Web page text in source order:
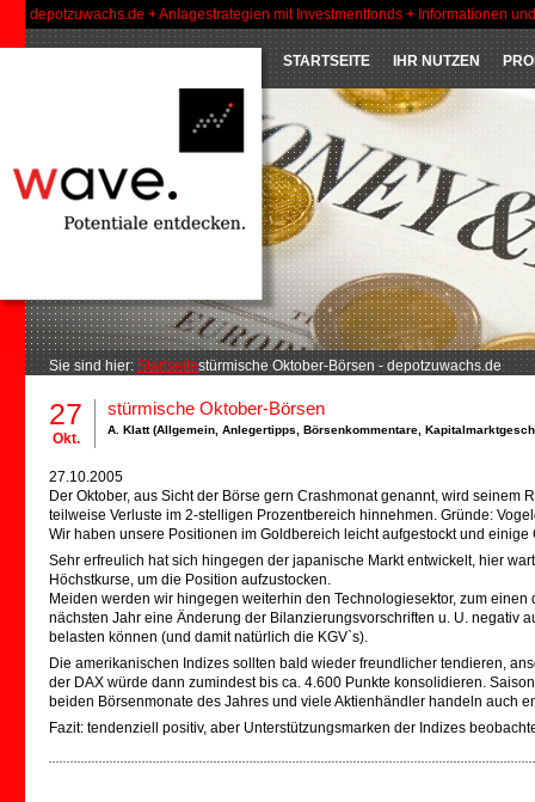
depotzuwachs.de + Anlagestrategien mit Investmentfonds + Informationen
STARTSEITE IHR NUTZEN
Sie sind hier: Startseitestürmische Oktober-Börsen - depotzuwachs.de
27
Okt.
stürmische Oktober-Börsen
A. Klatt (Allgemein Anlegertipps Börsenkommentare
27.10.2005
Der Oktober, aus Sicht der Börse gern Crashmonat genannt, wird seinem
teilweise Verluste im 2-stelligen Prozentbereich hinnehmen. Gründe:
Wir haben unsere Positionen im Goldbereich leicht aufgestockt und
Sehr erfreulich hat sich hingegen der japanische Markt entwickelt, hier
Höchstkurse, um die Position aufzustocken.
Meiden werden wir hingegen weiterhin den Technologiesektor, zum
nächsten Jahr eine Änderung der Bilanzierungsvorschriften u. U. negativ
belasten können (und damit natürlich die KGV`s).
Die amerikanischen Indizes sollten bald wieder freundlicher tendieren,
der DAX würde dann zumindest bis ca. 4.600 Punkte konsolidieren.
beiden Börsenmonate des Jahres und viele Aktienhändler handeln auch
Fazit: tendenziell positiv, aber Unterstützungsmarken der Indizes